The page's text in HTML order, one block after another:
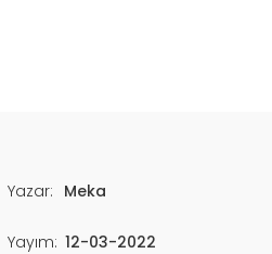
Yazar: Meka
Yayım: 12-03-2022